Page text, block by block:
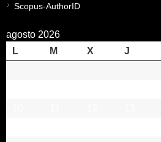
Scopus-AuthorID
agosto 2026
L
M X J